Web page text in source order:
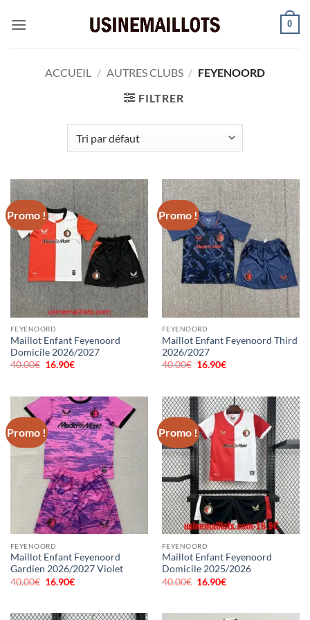
0
ACCUEIL / AUTRES CLUBS / FEYENOORD
FILTRER
Promo !
FEYENOORD
Maillot Enfant Feyenoord
Domicile 2026/2027
40.00€ Le
40.00€.
16.90€Le
16.90€.
Promo !
FEYENOORD
Maillot Enfant Feyenoord Third
2026/2027
40.00€ Le
40.00€.
16.90€Le
16.90€.
Promo !
FEYENOORD
Maillot Enfant Feyenoord
Gardien 2026/2027 Violet
40.00€ Le
40.00€.
16.90€Le
16.90€.
Promo !
FEYENOORD
Maillot Enfant Feyenoord
Domicile 2025/2026
40.00€ Le
40.00€.
16.90€Le
16.90€.